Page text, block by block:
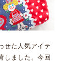
せた人気アイテ
しました。今回